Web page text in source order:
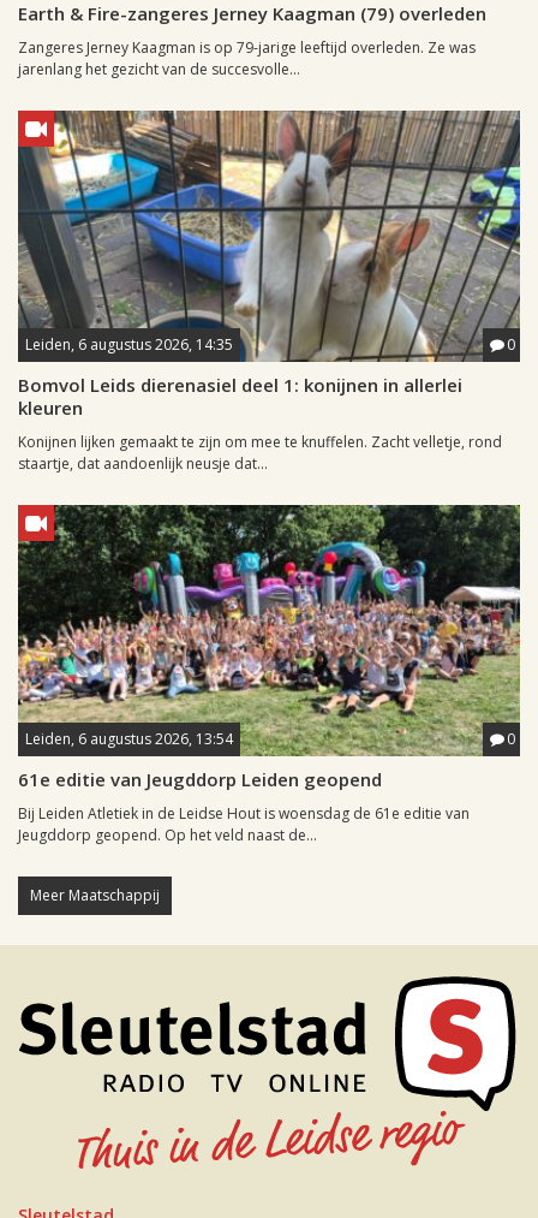
Earth & Fire-zangeres Jerney Kaagman (79) overleden
Zangeres Jerney Kaagman is op 79-jarige leeftijd overleden. Ze was
jarenlang het gezicht van de succesvolle...
Leiden, 6 augustus 2026, 14:35 0
Bomvol Leids dierenasiel deel 1: konijnen in allerlei
kleuren
Konijnen lijken gemaakt te zijn om mee te knuffelen. Zacht velletje, rond
staartje, dat aandoenlijk neusje dat...
Leiden, 6 augustus 2026, 13:54 0
61e editie van Jeugddorp Leiden geopend
Bij Leiden Atletiek in de Leidse Hout is woensdag de 61e editie van
Jeugddorp geopend. Op het veld naast de...
Meer Maatschappij